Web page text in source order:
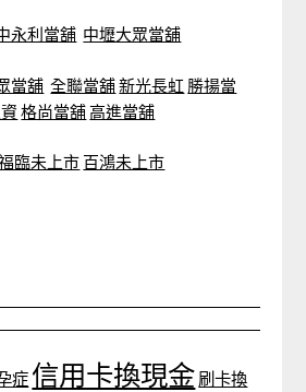
永利當舖 中壢大眾當舖
當舖 全聯當舖新光長虹 勝揚當
格尚當舖高進當舖
臨未上市 百鴻未上市
症 信用卡換現金 刷卡換